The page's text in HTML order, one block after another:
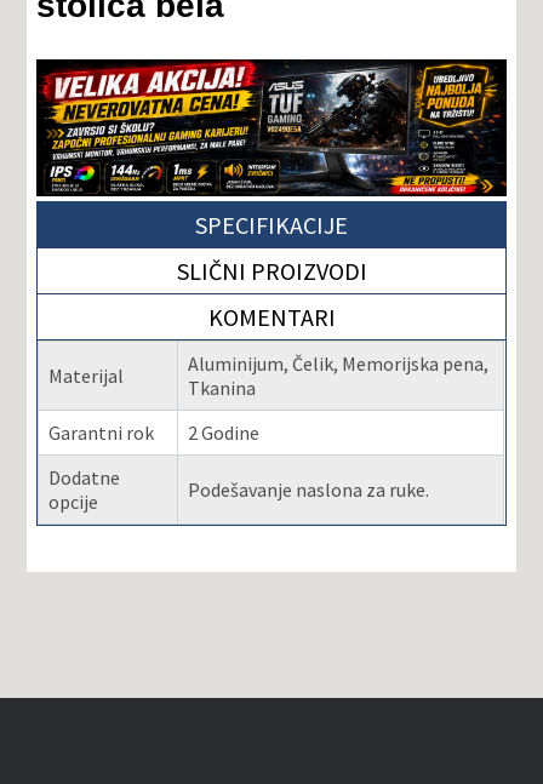
SPECIFIKACIJE
SLIČNI PROIZVODI
KOMENTARI
Materijal
Aluminijum, Čelik, Memorijska pena,
Tkanina
Garantni rok
2 Godine
Dodatne
opcije
Podešavanje naslona za ruke.